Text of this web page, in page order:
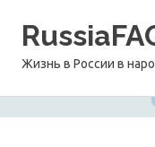
Жизнь в России в